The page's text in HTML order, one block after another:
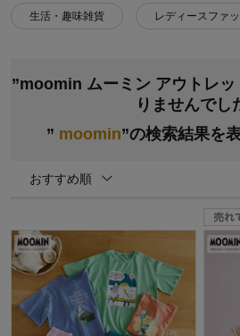
生活・趣味雑貨 レディースファ
”moomin ムーミン アウトレ
りませんでし
” moomin”の検索結果を
おすすめ順